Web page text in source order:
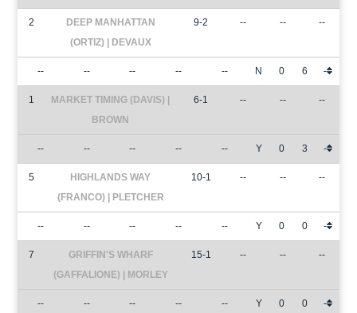
2
DEEP MANHATTAN
(ORTIZ) | DEVAUX
9-2 -- -- --
-- -- -- -- -- N 0 6 -
1
MARKET TIMING (DAVIS) |
BROWN
6-1 -- -- --
-- -- -- -- -- Y 0 3 -
5
HIGHLANDS WAY
(FRANCO) | PLETCHER
10-1 -- -- --
-- -- -- -- -- Y 0 0 -
7
GRIFFIN'S WHARF
(GAFFALIONE) | MORLEY
15-1 -- -- --
-- -- -- -- -- Y 0 0 -